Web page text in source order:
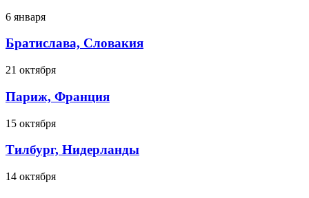
6 января
Братислава, Словакия
21 октября
Париж, Франция
15 октября
Тилбург, Нидерланды
14 октября